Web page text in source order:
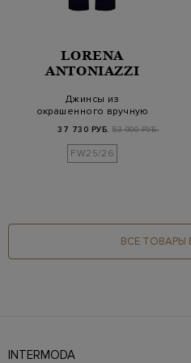
LORENA
ANTONIAZZI
Джинсы из
окрашенного вручную
патч…
37 730 РУБ. 53 900 РУБ.
FW25/26
ВСЕ ТОВАРЫ
INTERMODA